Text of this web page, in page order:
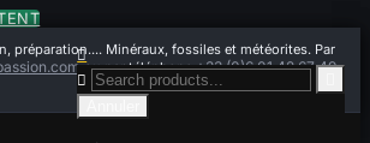
préparation.... Minéraux, fossiles et météorites. Par
ou par téléphone+33 (0)6 01 42 67 49

